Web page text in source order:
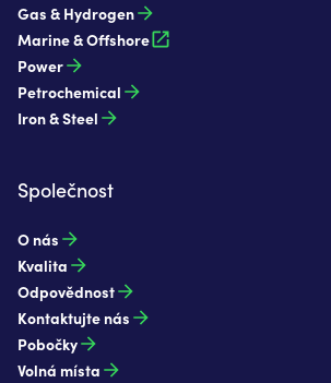
Gas & Hydrogen
Marine & Offshore
Power
Petrochemical
Iron & Steel
Společnost
O nás
Kvalita
Odpovědnost
Kontaktujte nás
Pobočky
Volná místa